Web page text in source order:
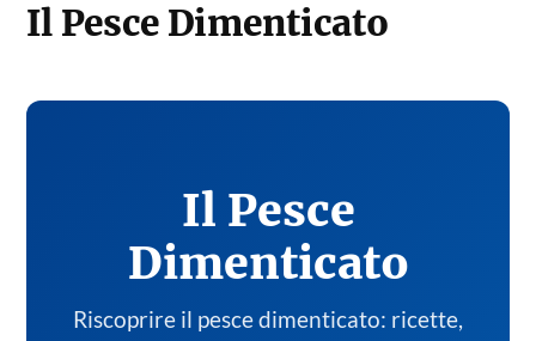
Il Pesce Dimenticato
Il Pesce
Dimenticato
Riscoprire il pesce dimenticato: ricette,